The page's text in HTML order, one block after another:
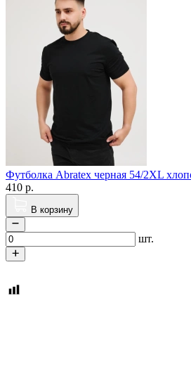
Футболка Abratex черная 54/2XL
410 р.
В корзину
шт.